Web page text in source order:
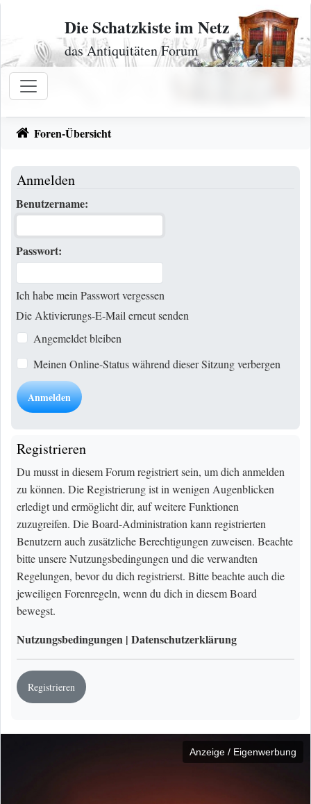
Zum Inhalt
Die Schatzkiste im Netz
das Antiquitäten Forum
Foren-Übersicht
Anmelden
Benutzername:
Passwort:
Ich habe mein Passwort vergessen
Die Aktivierungs-E-Mail erneut senden
Angemeldet bleiben
Meinen Online-Status während dieser Sitzung verbergen
Registrieren
Du musst in diesem Forum registriert sein, um dich anmelden
zu können. Die Registrierung ist in wenigen Augenblicken
erledigt und ermöglicht dir, auf weitere Funktionen
zuzugreifen. Die Board-Administration kann registrierten
Benutzern auch zusätzliche Berechtigungen zuweisen. Beachte
bitte unsere Nutzungsbedingungen und die verwandten
Regelungen, bevor du dich registrierst. Bitte beachte auch die
jeweiligen Forenregeln, wenn du dich in diesem Board
bewegst.
Nutzungsbedingungen | Datenschutzerklärung
Registrieren
Anzeige / Eigenwerbung